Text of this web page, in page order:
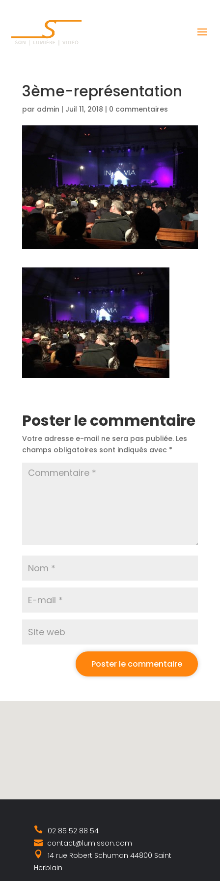
3ème-représentation
par admin | Juil 11, 2018 | 0 commentaires
Poster le commentaire
Votre adresse e-mail ne sera pas publiée. Les
champs obligatoires sont indiqués avec *
02 85 52 88 54
contact@lumisson.com
14 rue Robert Schuman 44800 Saint
Herblain